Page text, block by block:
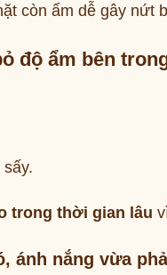
còn ẩm dễ gây nứt
độ ẩm bên
trong thời gian lâu
ánh nắng vừa